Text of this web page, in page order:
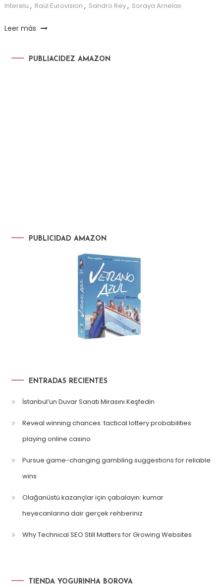
Interelu , Raúl Eurovision , Sandro Rey, Soraya Arnelas
Leer más
PUBLIACIDEZ AMAZON
PUBLICIDAD AMAZON
ENTRADAS RECIENTES
İstanbul’un Duvar Sanatı Mirasını Keşfedin
Reveal winning chances: tactical lottery probabilities
playing online casino
Pursue game-changing gambling suggestions for reliable
wins
Olağanüstü kazançlar için çabalayın: kumar
heyecanlarına dair gerçek rehberiniz
Why Technical SEO Still Matters for Growing Websites
TIENDA YOGURINHA BOROVA